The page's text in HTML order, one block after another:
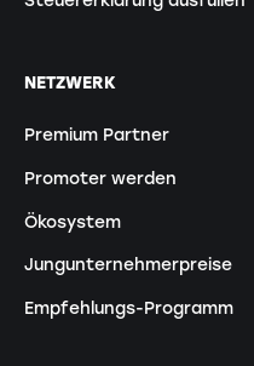
NETZWERK
Premium Partner
Promoter werden
Ökosystem
Jungunternehmerpreise
Empfehlungs-Programm